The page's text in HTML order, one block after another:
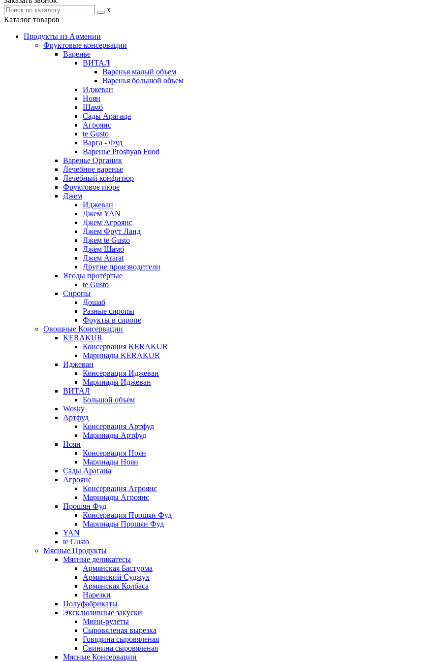
x
Каталог товаров
Продукты из Армении
Фруктовые консервации
Варенье
ВИТАЛ
Варенья малый объем
Варенья большой объем
Иджеван
Ноян
Шамб
Сады Арагаца
Агроянс
te Gusto
Варга - Фуд
Варенье Proshyan Food
Варенье Органик
Лечебное варенье
Лечебный конфитюр
Фруктовое пюре
Джем
Иджеван
Джем YAN
Джем Агроянс
Джем Фрут Ланд
Джем te Gusto
Джем Шамб
Джем Ararat
Другие производители
Ягоды протёртые
te Gusto
Сиропы
Дошаб
Разные сиропы
Фрукты в сиропе
Овощные Консервации
KERAKUR
Консервация KERAKUR
Маринады KERAKUR
Иджеван
Консервация Иджеван
Маринады Иджеван
ВИТАЛ
Большой объем
Wosky
Артфуд
Консервация Артфуд
Маринады Артфуд
Ноян
Консервация Ноян
Маринады Ноян
Сады Арагаца
Агроянс
Консервация Агроянс
Маринады Агроянс
Прошян Фуд
Консервация Прошян Фуд
Маринады Прошян Фуд
YAN
te Gusto
Мясные Продукты
Мясные деликатесы
Армянская Бастурма
Армянский Суджух
Армянская Колбаса
Нарезки
Полуфабрикаты
Эксклюзивные закуски
Мини-рулеты
Сыровяленая вырезка
Говядина сыровяленая
Свинина сыровяленая
Мясные Консервации